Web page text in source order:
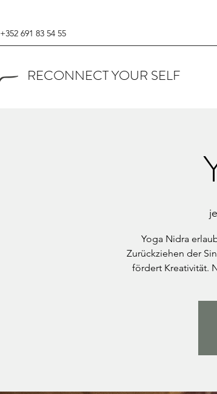
+352 691 83 54 55
RECONNECT YOUR SELF
Yoga Nidra
Zurückziehen der
fördert Kreativität.